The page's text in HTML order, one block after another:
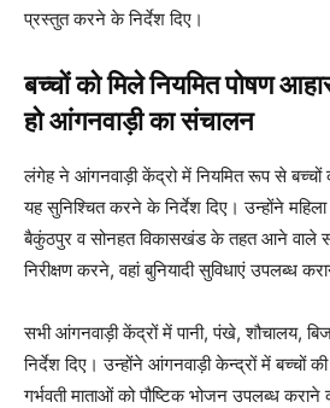
प्रस्तुत करने के निर्देश दिए।
बच्चों को मिले नियमित पोषण
हो आंगनवाड़ी का संचालन
लंगेह ने आंगनवाड़ी केंद्रो में नियमित रूप से बच्चों
यह सुनिश्चित करने के निर्देश दिए। उन्होंने
बैकुंठपुर व सोनहत विकासखंड के तहत आने वाले
निरीक्षण करने, वहां बुनियादी सुविधाएं उपलब्ध
सभी आंगनवाड़ी केंद्रों में पानी, पंखे, शौचालय,
निर्देश दिए। उन्होंने आंगनवाड़ी केन्द्रों में बच्चों
गर्भवती माताओं को पौष्टिक भोजन उपलब्ध